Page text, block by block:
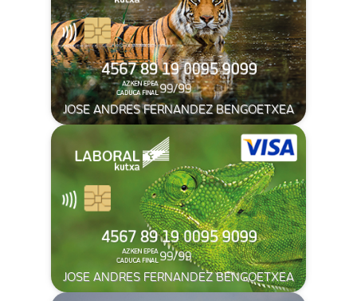
JOSE ANDRES FERNANDEZ BENGOETXEA
JOSE ANDRES FERNANDEZ BENGOETXEA